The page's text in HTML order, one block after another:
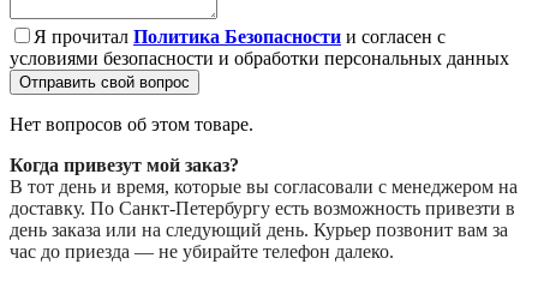
Я прочитал Политика Безопасности и согласен с
условиями безопасности и обработки персональных данных
Отправить свой вопрос
Нет вопросов об этом товаре.
Когда привезут мой заказ?
В тот день и время, которые вы согласовали с менеджером на
доставку. По Санкт-Петербургу есть возможность привезти в
день заказа или на следующий день. Курьер позвонит вам за
час до приезда — не убирайте телефон далеко.